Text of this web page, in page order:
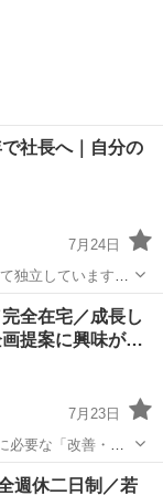
社長へ｜自分の
7月24日
独立しています！
全在宅／成長し
画提案に興味が…
7月23日
必要な「改善・検
週休二日制／若